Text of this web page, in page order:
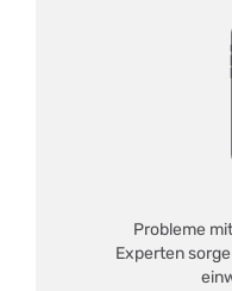
Probleme
Experten